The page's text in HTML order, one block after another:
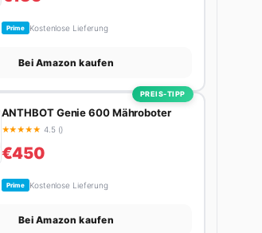
Prime Kostenlose Lieferung
Bei Amazon kaufen
PREIS-TIPP
ANTHBOT Genie 600 Mähroboter
★★★★★ 4.5 ()
€450
Prime Kostenlose Lieferung
Bei Amazon kaufen